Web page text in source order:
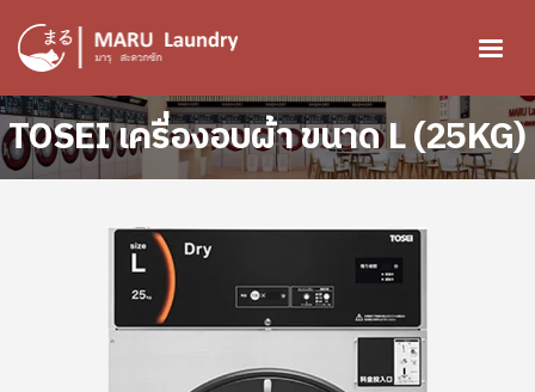
ข้ามไปยังเนื้อหาหลัก
Image
TOSEI เครื่องอบผ้า ขนาด L (25KG)